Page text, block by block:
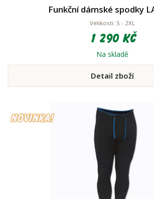
Funkční dámské spodky
Velikosti: S - 2XL
1 290 Kč
Na skladě
Detail zboží